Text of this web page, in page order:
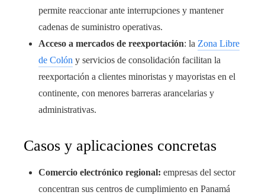
permite reaccionar ante interrupciones y mantener
cadenas de suministro operativas.
Acceso a mercados de reexportación: la Zona Libre
de Colón y servicios de consolidación facilitan la
reexportación a clientes minoristas y mayoristas en el
continente, con menores barreras arancelarias y
administrativas.
Casos y aplicaciones concretas
Comercio electrónico regional: empresas del sector
concentran sus centros de cumplimiento en Panamá